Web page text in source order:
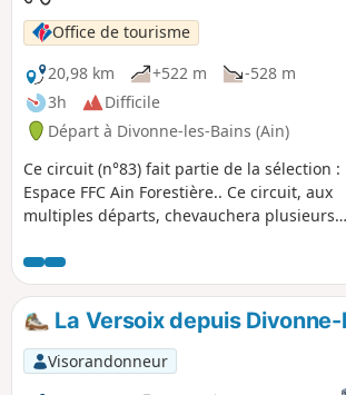
Office de tourisme
20,98 km
+522 m
-528 m
3h
Difficile
Départ à Divonne-les-Bains (Ain)
Ce circuit (n°83) fait partie de la sélection :
Espace FFC Ain Forestière.. Ce circuit, aux
multiples départs, chevauchera plusieurs
pâturages au sublime panorama, et
patrimoine aux abords de Vesancy et Gex,
vous aurez même l'opportunité d'emprunter
l'ancienne voie ferrée, transformée en voie
verte, reliant Gex à Tutégny.
La Versoix depuis
Visorandonneur